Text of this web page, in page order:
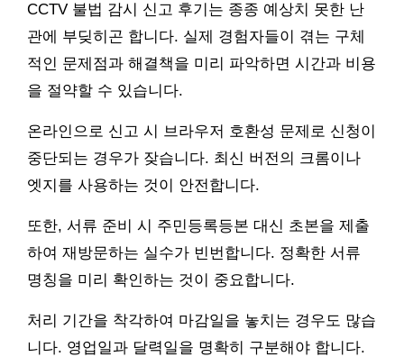
CCTV 불법 감시 신고 후기는 종종 예상치 못한 난
관에 부딪히곤 합니다. 실제 경험자들이 겪는 구체
적인 문제점과 해결책을 미리 파악하면 시간과 비용
을 절약할 수 있습니다.
온라인으로 신고 시 브라우저 호환성 문제로 신청이
중단되는 경우가 잦습니다. 최신 버전의 크롬이나
엣지를 사용하는 것이 안전합니다.
또한, 서류 준비 시 주민등록등본 대신 초본을 제출
하여 재방문하는 실수가 빈번합니다. 정확한 서류
명칭을 미리 확인하는 것이 중요합니다.
처리 기간을 착각하여 마감일을 놓치는 경우도 많습
니다. 영업일과 달력일을 명확히 구분해야 합니다.